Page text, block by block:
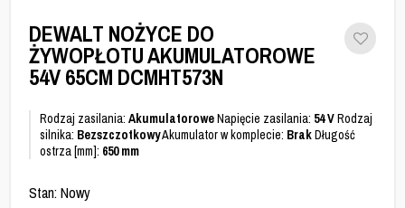
DEWALT NOŻYCE DO
ŻYWOPŁOTU AKUMULATOROWE
54V 65CM DCMHT573N
Rodzaj zasilania: AkumulatoroweNapięcie zasilania: 54 VRodzaj
silnika: BezszczotkowyAkumulator w komplecie: BrakDługość
ostrza [mm]: 650 mm
Stan: Nowy